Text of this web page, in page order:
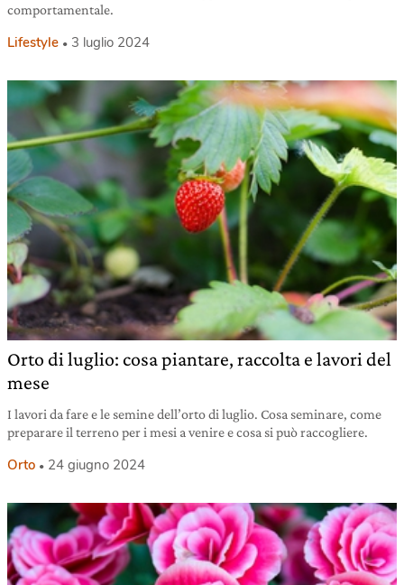
comportamentale.
Lifestyle 3 luglio 2024
Orto di luglio: cosa piantare, raccolta e lavori del
mese
I lavori da fare e le semine dell’orto di luglio. Cosa seminare, come
preparare il terreno per i mesi a venire e cosa si può raccogliere.
Orto 24 giugno 2024